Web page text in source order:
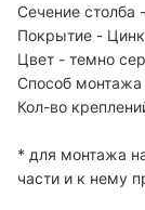
Сечение
Покрытие -
Цвет - темно
Способ монтажа
Кол-во
* для монтажа
части и к нему